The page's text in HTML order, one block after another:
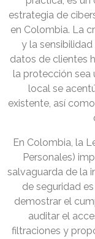
estrategia de
en Colombia. La
y la
datos de clientes
la protección sea
local se
existente, así
En Colombia, la
Personales)
salvaguarda de la
de seguridad
demostrar el
auditar el
filtraciones y